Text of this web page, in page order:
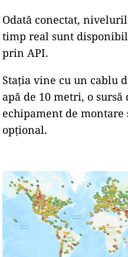
Odată conectat,
timp real sunt
prin API.
Stația vine cu un cablu
apă de 10 metri, o sursă
echipament de
opțional.